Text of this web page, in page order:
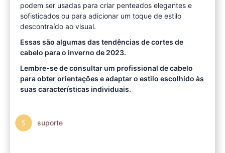
podem ser usadas para criar penteados elegantes e
sofisticados ou para adicionar um toque de estilo
descontraído ao visual.
Essas são algumas das tendências de cortes de
cabelo para o inverno de 2023.
Lembre-se de consultar um profissional de cabelo
para obter orientações e adaptar o estilo escolhido às
suas características individuais.
suporte